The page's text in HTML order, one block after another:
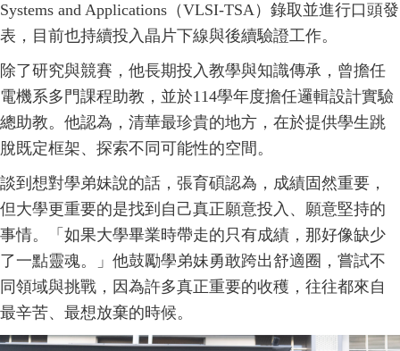
Systems and Applications（VLSI-TSA）錄取並進行口頭發
表，目前也持續投入晶片下線與後續驗證工作。
除了研究與競賽，他長期投入教學與知識傳承，曾擔任
電機系多門課程助教，並於114學年度擔任邏輯設計實驗
總助教。他認為，清華最珍貴的地方，在於提供學生跳
脫既定框架、探索不同可能性的空間。
談到想對學弟妹說的話，張育碩認為，成績固然重要，
但大學更重要的是找到自己真正願意投入、願意堅持的
事情。「如果大學畢業時帶走的只有成績，那好像缺少
了一點靈魂。」他鼓勵學弟妹勇敢跨出舒適圈，嘗試不
同領域與挑戰，因為許多真正重要的收穫，往往都來自
最辛苦、最想放棄的時候。